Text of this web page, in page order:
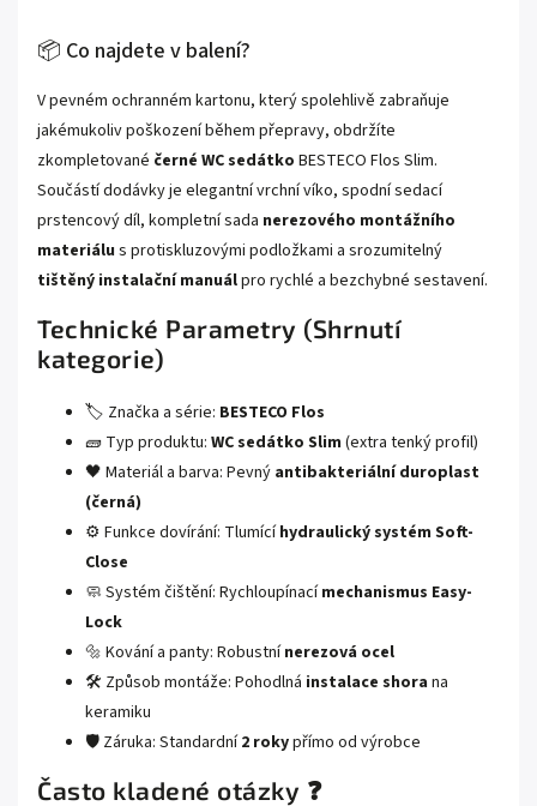
📦 Co najdete v balení?
V pevném ochranném kartonu, který spolehlivě zabraňuje
jakémukoliv poškození během přepravy, obdržíte
zkompletované černé WC sedátko BESTECO Flos Slim.
Součástí dodávky je elegantní vrchní víko, spodní sedací
prstencový díl, kompletní sada nerezového montážního
materiálu s protiskluzovými podložkami a srozumitelný
tištěný instalační manuálpro rychlé a bezchybné sestavení.
Technické Parametry (Shrnutí
kategorie)
🏷️ Značka a série: BESTECO Flos
🧱 Typ produktu: WC sedátko Slim (extra tenký profil)
🖤 Materiál a barva: Pevný antibakteriální duroplast
(černá)
⚙️ Funkce dovírání: Tlumícíhydraulický systém Soft-
Close
🧼 Systém čištění: Rychloupínacímechanismus Easy-
Lock
🔩 Kování a panty: Robustnínerezová ocel
🛠️ Způsob montáže: Pohodlná instalace shora na
keramiku
🛡️ Záruka: Standardní2 rokypřímo od výrobce
Často kladené otázky ❓